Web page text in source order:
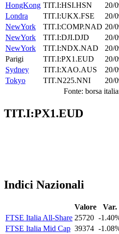
HongKong TIT.I:HSI.HSN 20/
Londra
TIT.I:UKX.FSE 20/
NewYork
TIT.I:COMP.NAD 20/
NewYork
TIT.I:DJI.DJD 20/
NewYork
TIT.I:NDX.NAD 20/
Parigi
TIT.I:PX1.EUD 20/
Sydney
TIT.I:XAO.AUS 20/
Tokyo
TIT.N225.NNI 20/
Fonte: borsa
TIT.I:PX1.EUD
Indici Nazionali
Valore
Var.
FTSE Italia All-Share 25720 -
FTSE Italia Mid Cap 39374 -